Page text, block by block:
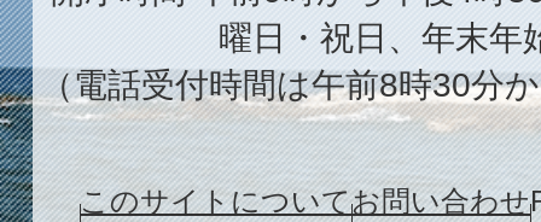
曜日・祝日、年末年
（電話受付時間は午前8時30分
このサイトについてお問い合わせ